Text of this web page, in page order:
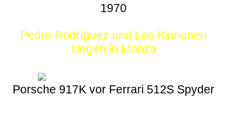
1970
Pedro Rodríguez und Leo Kinnunen
siegen in Monza
Porsche 917K vor Ferrari 512S Spyder